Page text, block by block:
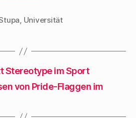
, Universität
Stereotype im Sport
von Pride-Flaggen im